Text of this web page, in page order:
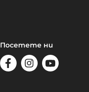
Посетете ни